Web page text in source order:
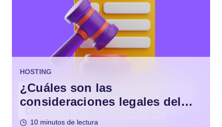
HOSTING
¿Cuáles son las
consideraciones legales del
10 minutos de lectura